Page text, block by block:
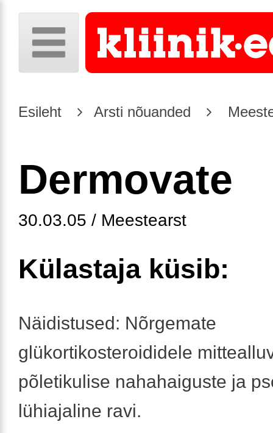
Esileht Arsti nõuanded
Dermovate
30.03.05 / Meestearst
Külastaja küsib:
Näidistused: Nõrgemate
glükortikosteroididele
põletikulise nahahaiguste ja
lühiajaline ravi.